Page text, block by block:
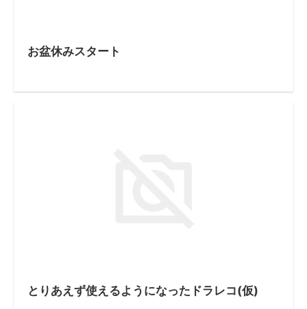
お盆休みスタート
とりあえず使えるようになったドラレコ(仮)